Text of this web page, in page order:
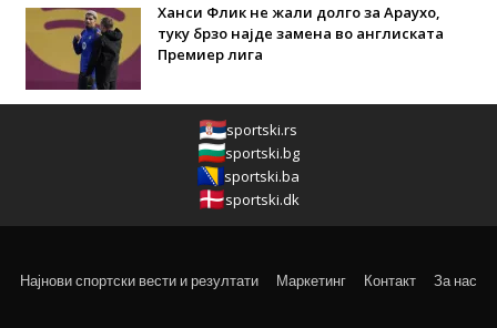
Ханси Флик не жали долго за Араухо,
туку брзо најде замена во англиската
Премиер лига
sportski.rs
sportski.bg
sportski.ba
sportski.dk
Најнови спортски вести и резултати Маркетинг Контакт За нас